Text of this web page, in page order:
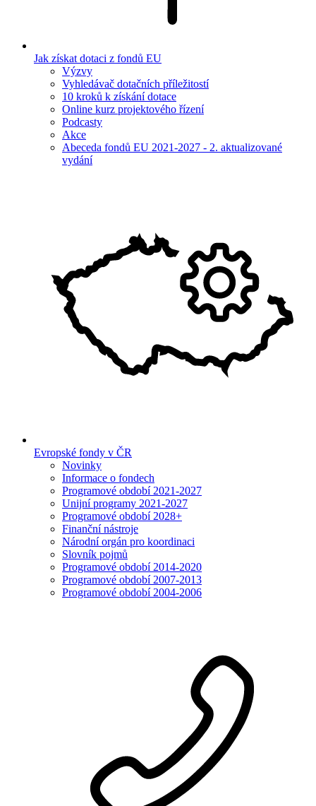
Jak získat dotaci z fondů EU
Výzvy
Vyhledávač dotačních příležitostí
10 kroků k získání dotace
Online kurz projektového řízení
Podcasty
Akce
Abeceda fondů EU 2021-2027 - 2. aktualizované
vydání
Evropské fondy v ČR
Novinky
Informace o fondech
Programové období 2021-2027
Unijní programy 2021-2027
Programové období 2028+
Finanční nástroje
Národní orgán pro koordinaci
Slovník pojmů
Programové období 2014-2020
Programové období 2007-2013
Programové období 2004-2006